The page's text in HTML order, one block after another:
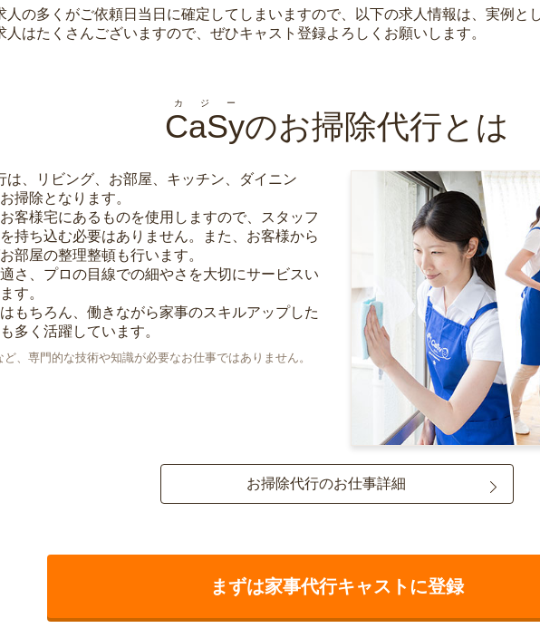
人の多くがご依頼日当日に確定してしまいますので、以下の求人情報は、実例と
人はたくさんございますので、ぜひキャスト登録よろしくお願いします。
CaSy
カジー
のお掃除代行とは
は、リビング、お部屋、キッチン、ダイニン
掃除となります。
客様宅にあるものを使用しますので、スタッフ
持ち込む必要はありません。また、お客様から
部屋の整理整頓も行います。
さ、プロの目線での細やさを大切にサービスい
す。
もちろん、働きながら家事のスキルアップした
多く活躍しています。
、専門的な技術や知識が必要なお仕事ではありません。
お掃除代行のお仕事詳細
まずは家事代行キャストに登録